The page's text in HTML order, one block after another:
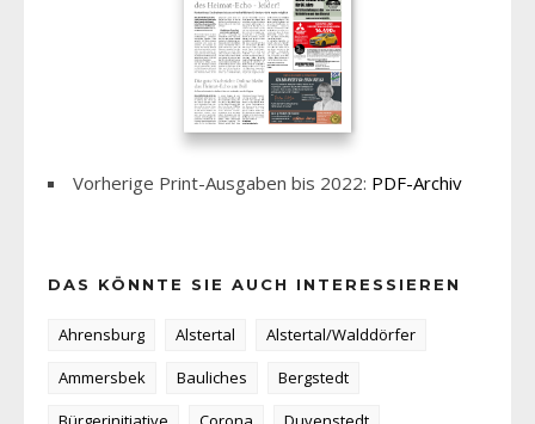
Vorherige Print-Ausgaben bis 2022: PDF-Archiv
DAS KÖNNTE SIE AUCH INTERESSIEREN
Ahrensburg Alstertal
Alstertal/Walddörfer
Ammersbek
Bauliches
Bergstedt